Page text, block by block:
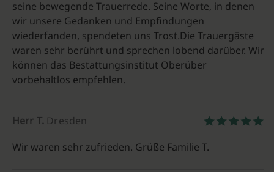
seine bewegende Trauerrede. Seine Worte, in denen
wir unsere Gedanken und Empfindungen
wiederfanden, spendeten uns Trost.Die Trauergäste
waren sehr berührt und sprechen lobend darüber. Wir
können das Bestattungsinstitut Oberüber
vorbehaltlos empfehlen.
Herr T. Dresden
Wir waren sehr zufrieden. Grüße Familie T.